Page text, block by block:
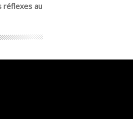
réflexes au